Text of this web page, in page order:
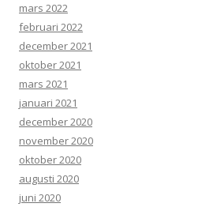
mars 2022
februari 2022
december 2021
oktober 2021
mars 2021
januari 2021
december 2020
november 2020
oktober 2020
augusti 2020
juni 2020